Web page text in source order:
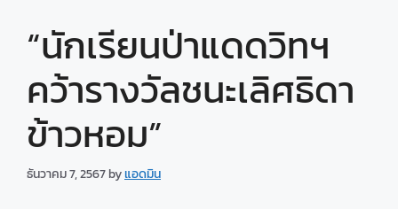
“นักเรียนป่าแดดวิทฯ
คว้ารางวัลชนะเลิศธิดา
ข้าวหอม”
ธันวาคม 7, 2567byแอดมิน